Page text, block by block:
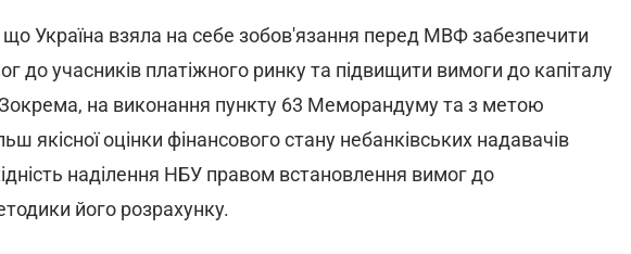
Україна взяла на себе зобов'язання перед МВФ забезпечити
до учасників платіжного ринку та підвищити вимоги до капіталу
Зокрема, на виконання пункту 63 Меморандуму та з метою
якісної оцінки фінансового стану небанківських надавачів
наділення НБУ правом встановлення вимог до
його розрахунку.